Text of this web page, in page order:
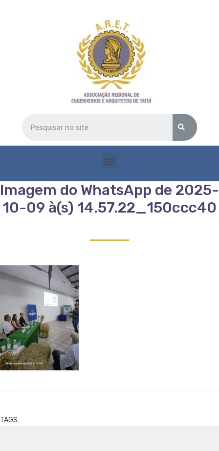
Imagem do WhatsApp de 2025-
10-09 à(s) 14.57.22_150ccc40
TAGS: